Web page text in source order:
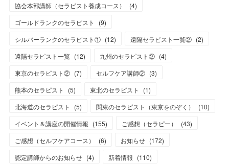
協会本部講師（セラピスト養成コース）
(4)
ゴールドランクのセラピスト
(9)
シルバーランクのセラピスト① (12) 遠隔セラピスト一覧② (2)
遠隔セラピスト一覧 (12) 九州のセラピスト② (4)
東京のセラピスト② (7) セルフケア講師② (3)
熊本のセラピスト
(5) 東北のセラピスト (1)
北海道のセラピスト
(5) 関東のセラピスト（東京をのぞく） (10)
イベント＆講座の開催情報 (155) ご感想（セラピー） (43)
ご感想（セルフケアコース）
(6) お知らせ (172)
認定講師からのお知らせ (4) 新着情報 (110)